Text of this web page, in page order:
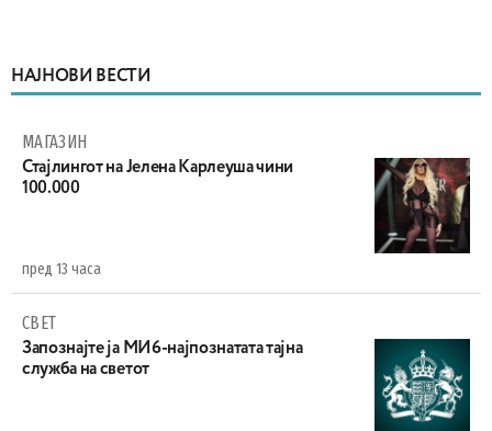
НАЈНОВИ ВЕСТИ
МАГАЗИН
Стајлингот на Јелена Карлеуша чини
100.000
пред 13 часа
СВЕТ
Запознајте ја МИ6-најпознатата тајна
служба на светот